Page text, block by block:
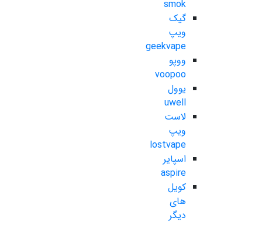
smok
گیک
ویپ
geekvape
ووپو
voopoo
یوول
uwell
لاست
ویپ
lostvape
اسپایر
aspire
کویل
های
دیگر